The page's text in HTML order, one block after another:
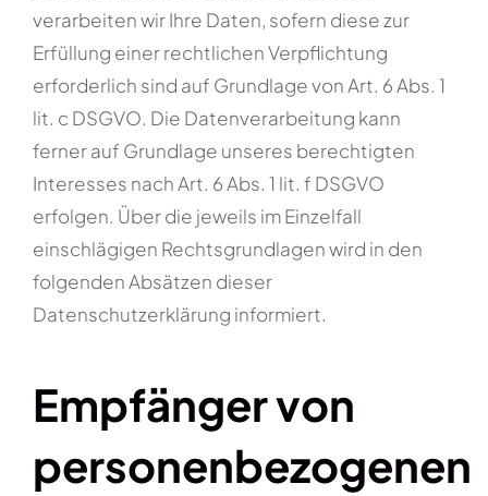
verarbeiten wir Ihre Daten, sofern diese zur
Erfüllung einer rechtlichen Verpflichtung
erforderlich sind auf Grundlage von Art. 6 Abs. 1
lit. c DSGVO. Die Datenverarbeitung kann
ferner auf Grundlage unseres berechtigten
Interesses nach Art. 6 Abs. 1 lit. f DSGVO
erfolgen. Über die jeweils im Einzelfall
einschlägigen Rechtsgrundlagen wird in den
folgenden Absätzen dieser
Datenschutzerklärung informiert.
Empfänger von
personenbezogenen